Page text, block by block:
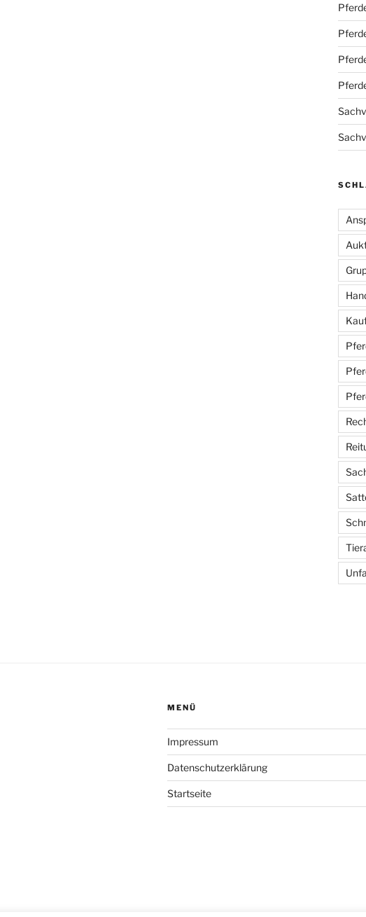
MENÜ
Impressum
Datenschutzerklärung
Startseite